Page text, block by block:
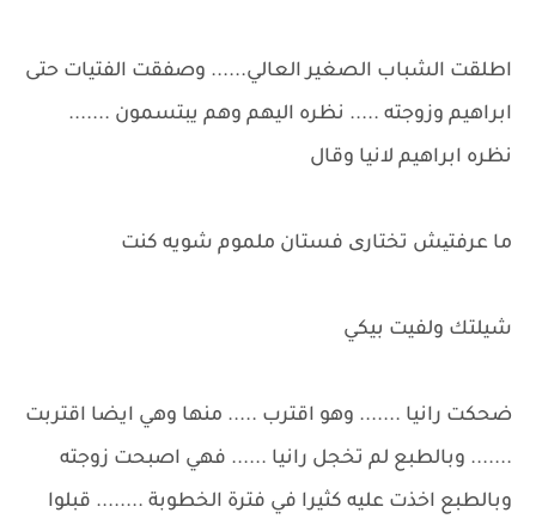
اطلقت الشباب الصغير العالي...... وصفقت الفتيات حتى
ابراهيم وزوجته ..... نظره اليهم وهم يبتسمون .......
نظره ابراهيم لانيا وقال
ما عرفتیش تختاری فستان ملموم شويه كنت
شيلتك ولفيت بيكي
ضحكت رانيا ....... وهو اقترب ..... منها وهي ايضا اقتربت
....... وبالطبع لم تخجل رانيا ...... فهي اصبحت زوجته
وبالطبع اخذت عليه كثيرا في فترة الخطوبة ........ قبلوا